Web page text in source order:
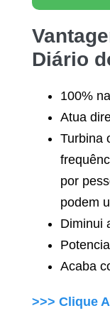
Diário
100%
Atua
Turbina
por
podem
Diminui
Acaba
>>> Clique